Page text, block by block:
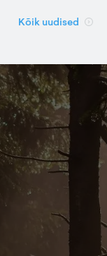
Kõik uudised